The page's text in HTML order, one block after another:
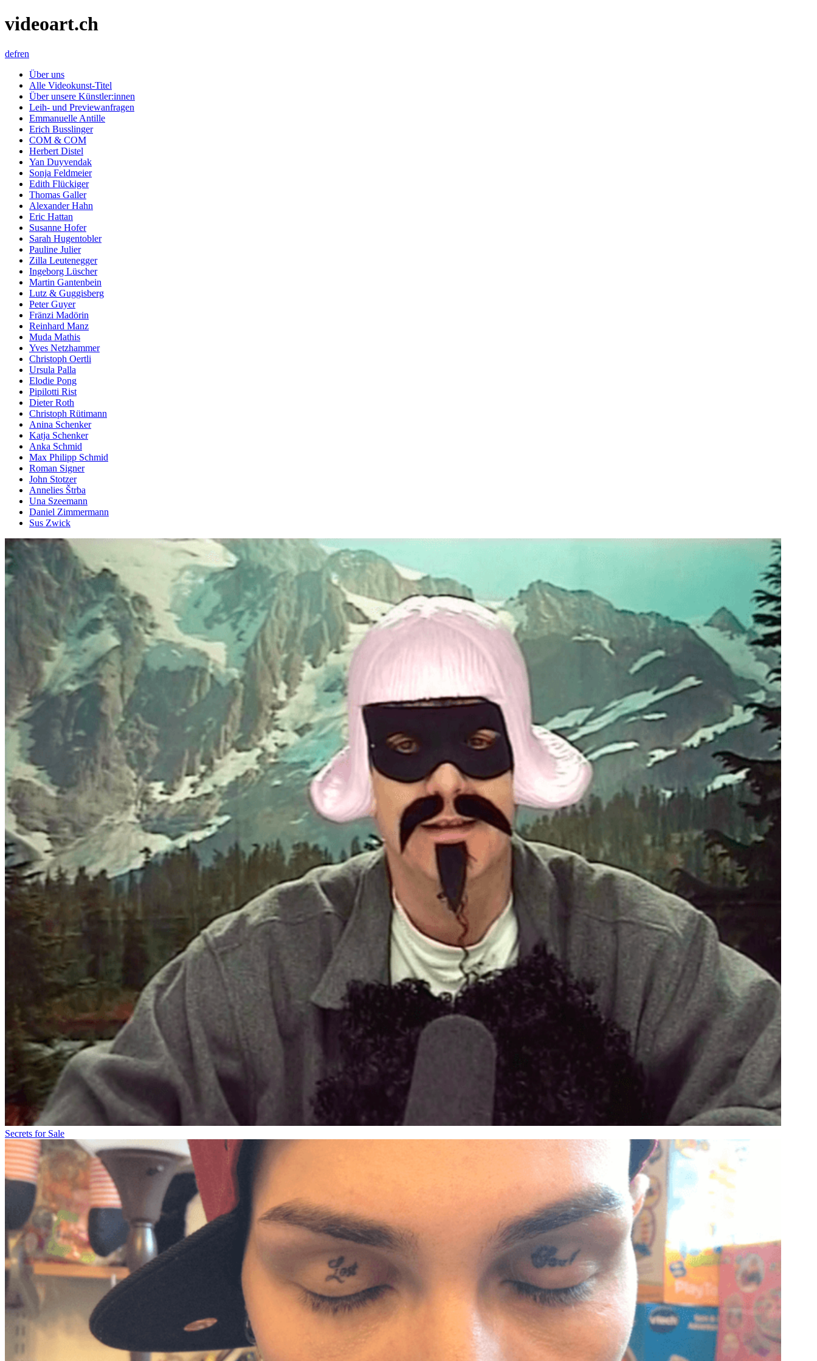
videoart.ch
defren
Über uns
Alle Videokunst-Titel
Über unsere Künstler:innen
Leih- und Previewanfragen
Emmanuelle Antille
Erich Busslinger
COM & COM
Herbert Distel
Yan Duyvendak
Sonja Feldmeier
Edith Flückiger
Thomas Galler
Alexander Hahn
Eric Hattan
Susanne Hofer
Sarah Hugentobler
Pauline Julier
Zilla Leutenegger
Ingeborg Lüscher
Martin Gantenbein
Lutz & Guggisberg
Peter Guyer
Fränzi Madörin
Reinhard Manz
Muda Mathis
Yves Netzhammer
Christoph Oertli
Ursula Palla
Elodie Pong
Pipilotti Rist
Dieter Roth
Christoph Rütimann
Anina Schenker
Katja Schenker
Anka Schmid
Max Philipp Schmid
Roman Signer
John Stotzer
Annelies Štrba
Una Szeemann
Daniel Zimmermann
Sus Zwick
Secrets for Sale